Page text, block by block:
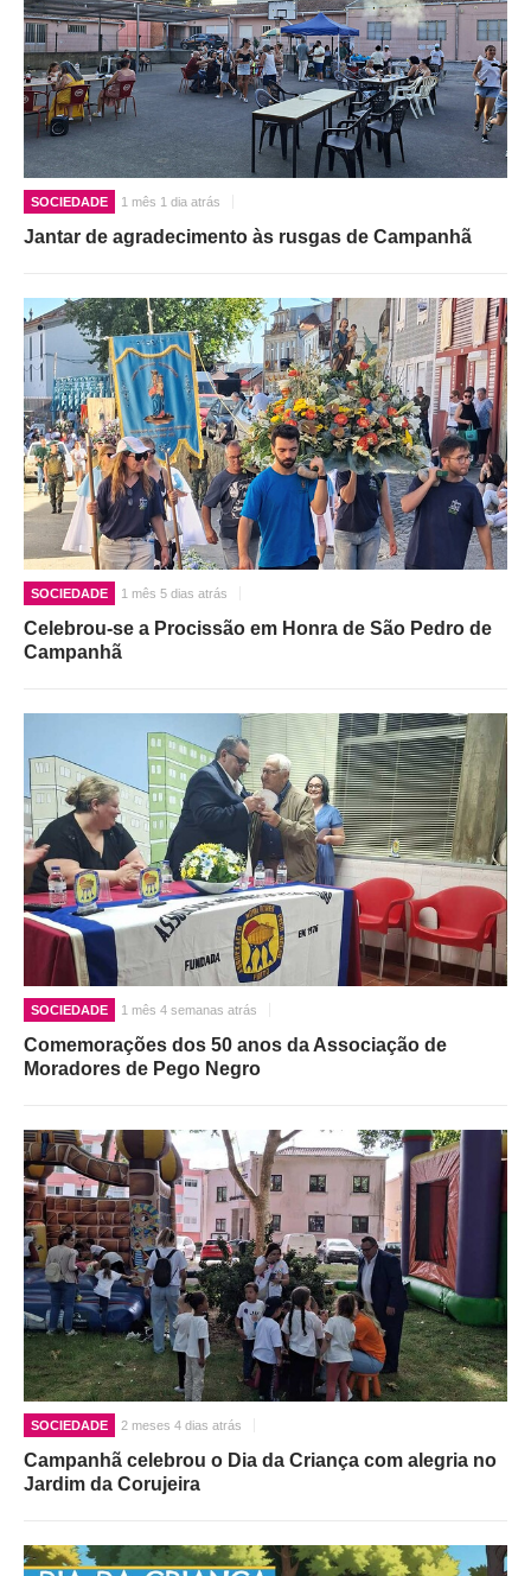
SOCIEDADE 1 mês 1 dia atrás
Jantar de agradecimento às rusgas de Campanhã
SOCIEDADE 1 mês 5 dias atrás
Celebrou-se a Procissão em Honra de São Pedro de
Campanhã
SOCIEDADE 1 mês 4 semanas atrás
Comemorações dos 50 anos da Associação de
Moradores de Pego Negro
SOCIEDADE 2 meses 4 dias atrás
Campanhã celebrou o Dia da Criança com alegria no
Jardim da Corujeira